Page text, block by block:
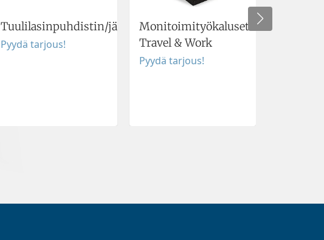
Tuulilasinpuhdistin/jääraappa
Pyydä tarjous!
Monitoimityökalusetti
Travel & Work
Pyydä tarjous!